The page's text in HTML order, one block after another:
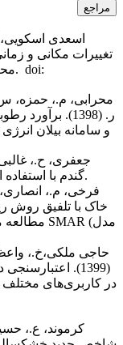
مراجع
اسعدی اسکویی،
تغییرات مکانی و
نیوار، (117-116) 46، 27-14. doi:
محرابی، م.، حمزه،
ر. (1398).
گندم با استفاده از نباز آبی.موسسه تحقیقات آب و خاک.ص 25.
خاک با تلفیق روش
مدلSMAR (
حاجی ملکی،خ.،
(1399). اعتبارسنجی داده‌های رطوبت خاک سطحی ماهواره
در کاربری‌های مختلف